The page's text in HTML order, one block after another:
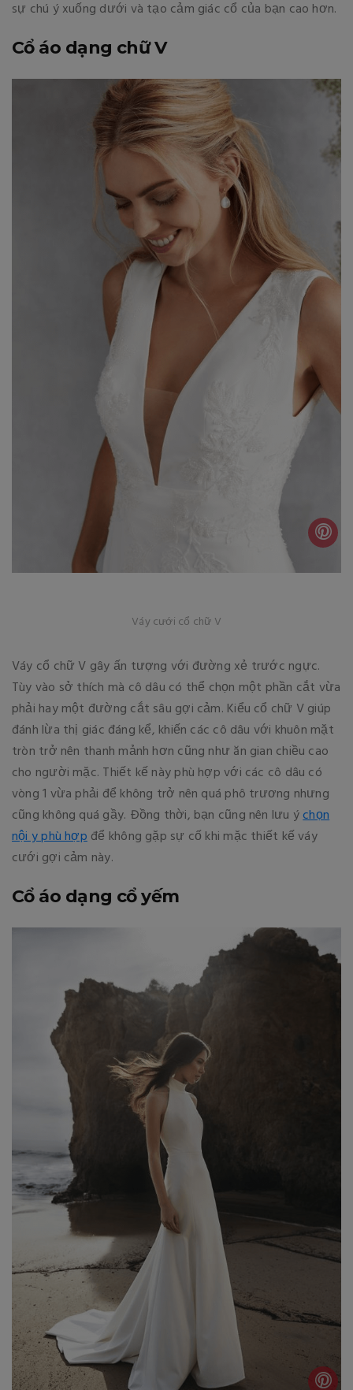
sự chú ý xuống dưới và tạo cảm giác cổ của bạn cao hơn.
Cổ áo dạng chữ V
Váy cưới cổ chữ V
Váy cổ chữ V gây ấn tượng với đường xẻ trước ngực.
Tùy vào sở thích mà cô dâu có thể chọn một phần cắt vừa
phải hay một đường cắt sâu gợi cảm. Kiểu cổ chữ V giúp
đánh lừa thị giác đáng kể, khiến các cô dâu với khuôn mặt
tròn trở nên thanh mảnh hơn cũng như ăn gian chiều cao
cho người mặc. Thiết kế này phù hợp với các cô dâu có
vòng 1 vừa phải để không trở nên quá phô trương nhưng
cũng không quá gầy. Đồng thời, bạn cũng nên lưu ýchọn
nội y phù hợpđể không gặp sự cố khi mặc thiết kế váy
cưới gợi cảm này.
Cổ áo dạng cổ yếm